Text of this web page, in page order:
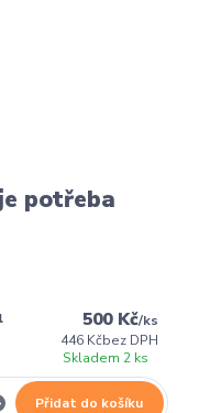
potřeba
500 Kč/ks
446 Kčbez DPH
Skladem 2 ks
Přidat do košíku